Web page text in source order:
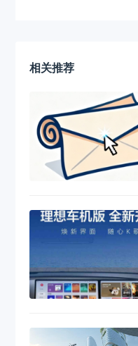
相关推荐